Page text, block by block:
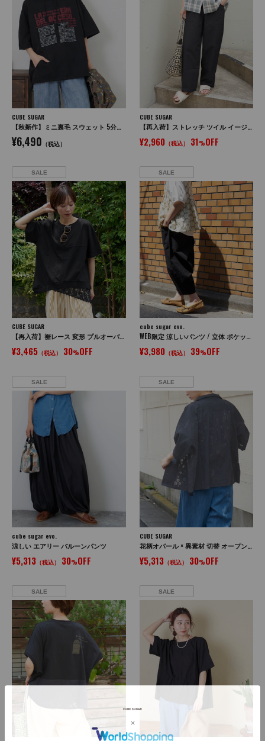
CUBE SUGAR
【秋新作】ミニ裏毛 スウェット 5分袖 プルオーバーパーカー
¥6,490 （税込）
CUBE SUGAR
【再入荷】ストレッチ ツイル イージー ベイカーパンツ
¥2,960（税込） 31%OFF
SALE
CUBE SUGAR
【再入荷】裾レース 変形 プルオーバー Tシャツ
¥3,465 （税込） 30%OFF
SALE
cube sugar evo.
WEB限定 涼しいパンツ / 立体 ポケット イージー コクーンパンツ
¥3,980（税込） 39%OFF
SALE
cube sugar evo.
涼しい エアリー バルーンパンツ
¥5,313 （税込） 30%OFF
SALE
CUBE SUGAR
花柄オパール × 異素材 切替 オープンカラー シャツ
¥5,313（税込） 30%OFF
SALE SALE